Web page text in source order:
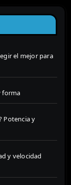
el mejor para
forma
Potencia y
y velocidad